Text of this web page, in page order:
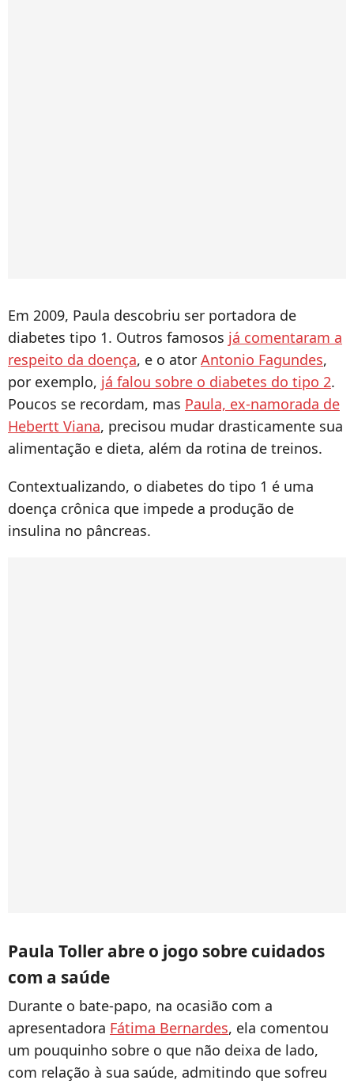
Em 2009, Paula descobriu ser portadora de
diabetes tipo 1. Outros famosos já comentaram a
respeito da doença, e o ator Antonio Fagundes,
por exemplo, já falou sobre o diabetes do tipo 2.
Poucos se recordam, mas Paula, ex-namorada de
Hebertt Viana, precisou mudar drasticamente sua
alimentação e dieta, além da rotina de treinos.
Contextualizando, o diabetes do tipo 1 é uma
doença crônica que impede a produção de
insulina no pâncreas.
Paula Toller abre o jogo sobre cuidados
com a saúde
Durante o bate-papo, na ocasião com a
apresentadora Fátima Bernardes, ela comentou
um pouquinho sobre o que não deixa de lado,
com relação à sua saúde, admitindo que sofreu